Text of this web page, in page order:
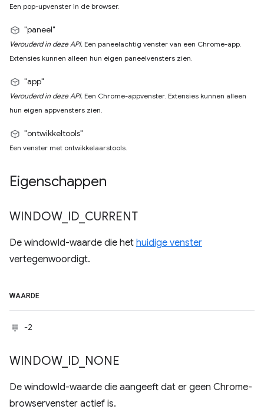
Een pop-upvenster in de browser.
"paneel"
Verouderd in deze API. Een paneelachtig venster van een Chrome-app.
Extensies kunnen alleen hun eigen paneelvensters zien.
"app"
Verouderd in deze API. Een Chrome-appvenster. Extensies kunnen alleen
hun eigen appvensters zien.
"ontwikkeltools"
Een venster met ontwikkelaarstools.
Eigenschappen
WINDOW_ ID CURRENT
De windowId-waarde die het huidige venster
vertegenwoordigt.
WAARDE
-2
WINDOW_ ID NONE
De windowId-waarde die aangeeft dat er geen Chrome-
browservenster actief is.